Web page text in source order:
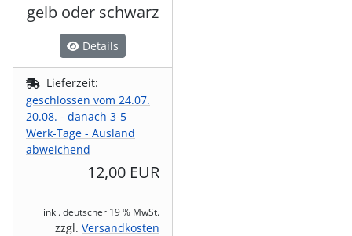
gelb oder schwarz
Details
Lieferzeit:
geschlossen vom 24.07.
20.08. - danach 3-5
Werk-Tage - Ausland
abweichend
12,00 EUR
inkl. deutscher 19 % MwSt.
zzgl. Versandkosten